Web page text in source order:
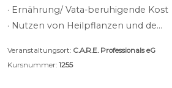
· Ernährung/ Vata-beruhigende Kost
· Nutzen von Heilpflanzen und de…
Veranstaltungsort: C.A.R.E. Professionals eG
Kursnummer: 1255